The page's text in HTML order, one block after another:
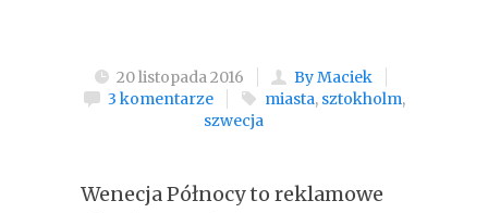
20 listopada 2016
By Maciek
3 komentarze
miasta, sztokholm,
szwecja
Wenecja Północy to reklamowe